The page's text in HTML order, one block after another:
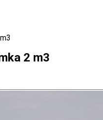
2 m3